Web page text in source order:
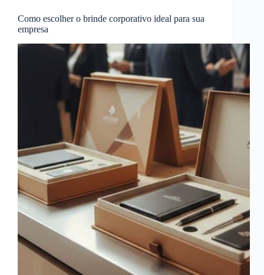
Como escolher o brinde corporativo ideal para sua
empresa